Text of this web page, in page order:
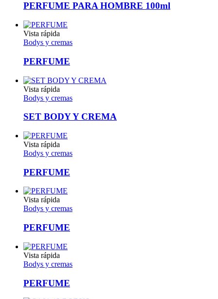
PERFUME PARA HOMBRE 100ml
Vista rápida
Bodys y cremas
PERFUME
Vista rápida
Bodys y cremas
SET BODY Y CREMA
Vista rápida
Bodys y cremas
PERFUME
Vista rápida
Bodys y cremas
PERFUME
Vista rápida
Bodys y cremas
PERFUME